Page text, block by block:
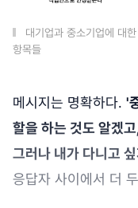
대기업과 중소기업에 대
항목들
메시지는 명확하다. '
할을 하는 것도 알겠
그러나 내가 다니고
응답자 사이에서 더